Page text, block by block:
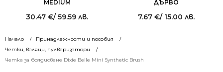
Начало
Принадлежности и пособия
Четки, валяци, пулверизатори
Четка за боядисване Dixie Belle Mini Synthetic Brush
MEDIUM
30.47 €/ 59.59 лв.
ДЪРВО
7.67 €/ 15.00 лв.